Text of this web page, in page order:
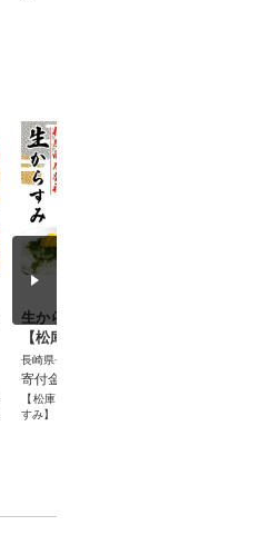
生からすみ1本(70g)
【松庫商店】
長崎県長崎市
寄付金額
【松庫商店発祥の元祖生から
すみ】